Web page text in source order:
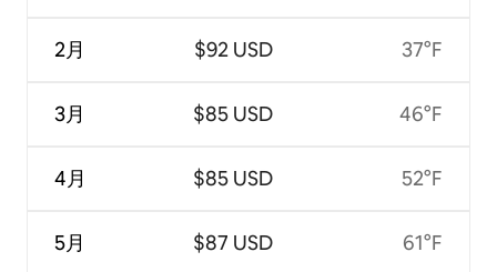
2月
3月
4月
5月
$92 USD
$85 USD
$85 USD
$87 USD
37°F
46°F
52°F
61°F